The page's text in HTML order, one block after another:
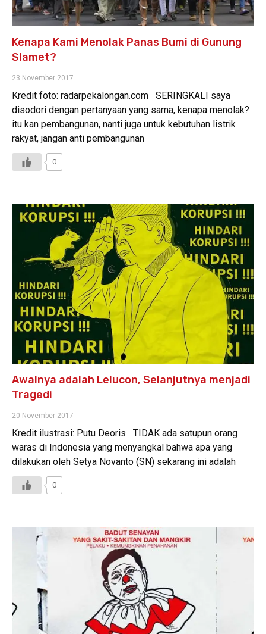
Kenapa Kami Menolak Panas Bumi di Gunung
Slamet?
23 November 2017
Kredit foto: radarpekalongan.com SERINGKALI saya
disodori dengan pertanyaan yang sama, kenapa menolak?
itu kan pembangunan, nanti juga untuk kebutuhan listrik
rakyat, jangan anti pembangunan
0
Awalnya adalah Lelucon, Selanjutnya menjadi
Tragedi
20 November 2017
Kredit ilustrasi: Putu Deoris TIDAK ada satupun orang
waras di Indonesia yang menyangkal bahwa apa yang
dilakukan oleh Setya Novanto (SN) sekarang ini adalah
0